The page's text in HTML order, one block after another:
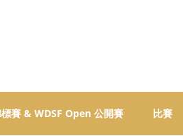
賽 & WDSF Open 公開賽 比賽